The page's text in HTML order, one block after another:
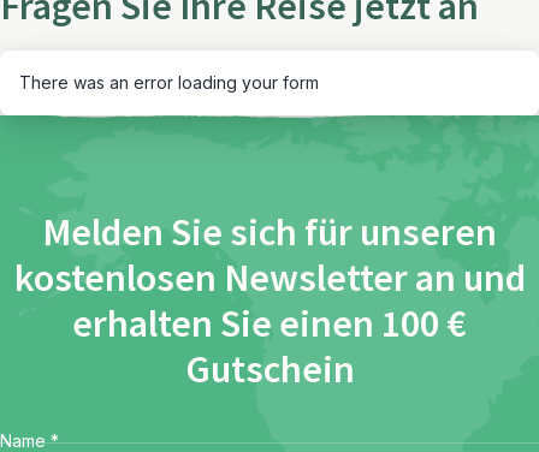
There was an error loading your form
Melden Sie sich für unseren
kostenlosen Newsletter an und
erhalten Sie einen 100 €
Gutschein
Name *